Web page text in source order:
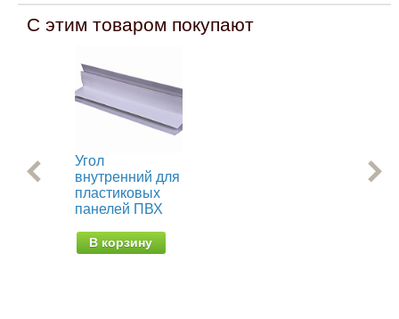
С этим товаром покупают
Угол
внутренний для
пластиковых
панелей ПВХ
В корзину